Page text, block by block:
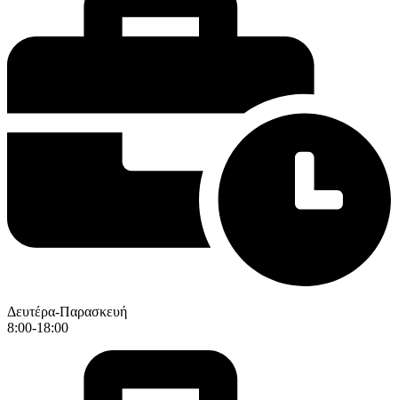
Δευτέρα-Παρασκευή
8:00-18:00